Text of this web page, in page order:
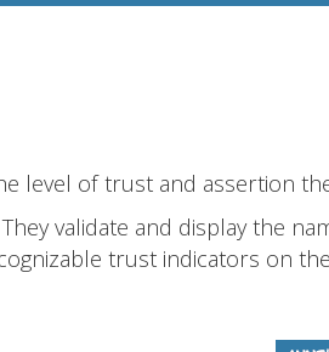
level of trust and assertion
validate and display the
trust indicators on